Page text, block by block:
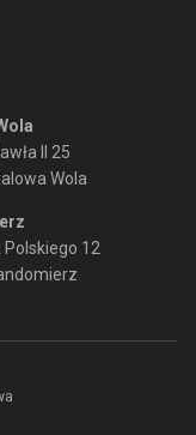
II 25
Wola
Polskiego 12